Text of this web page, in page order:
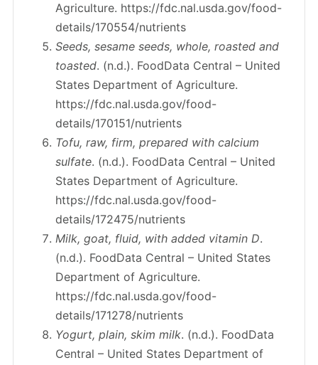
Agriculture. https://fdc.nal.usda.gov/food-
details/170554/nutrients
Seeds, sesame seeds, whole, roasted and
toasted. (n.d.). FoodData Central – United
States Department of Agriculture.
https://fdc.nal.usda.gov/food-
details/170151/nutrients
Tofu, raw, firm, prepared with calcium
sulfate. (n.d.). FoodData Central – United
States Department of Agriculture.
https://fdc.nal.usda.gov/food-
details/172475/nutrients
Milk, goat, fluid, with added vitamin D.
(n.d.). FoodData Central – United States
Department of Agriculture.
https://fdc.nal.usda.gov/food-
details/171278/nutrients
Yogurt, plain, skim milk. (n.d.). FoodData
Central – United States Department of